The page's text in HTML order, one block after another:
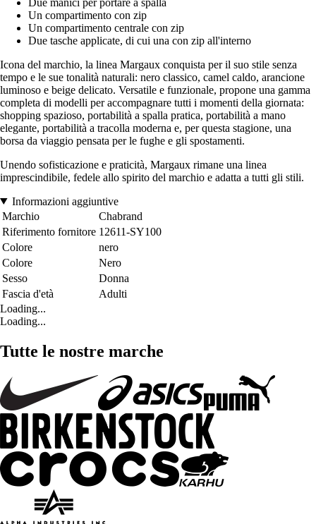
Un compartimento con zip
Un compartimento centrale con zip
Due tasche applicate, di cui una con zip all'interno
Icona del marchio, la linea Margaux conquista per il suo stile senza
tempo e le sue tonalità naturali: nero classico, camel caldo, arancione
luminoso e beige delicato. Versatile e funzionale, propone una gamma
completa di modelli per accompagnare tutti i momenti della giornata:
shopping spazioso, portabilità a spalla pratica, portabilità a mano
elegante, portabilità a tracolla moderna e, per questa stagione, una
borsa da viaggio pensata per le fughe e gli spostamenti.
Unendo sofisticazione e praticità, Margaux rimane una linea
imprescindibile, fedele allo spirito del marchio e adatta a tutti gli stili.
Informazioni aggiuntive
Marchio
Chabrand
Riferimento fornitore 12611-SY100
Colore
nero
Colore
Nero
Sesso
Donna
Fascia d'età
Adulti
Loading...
Loading...
Tutte le nostre marche